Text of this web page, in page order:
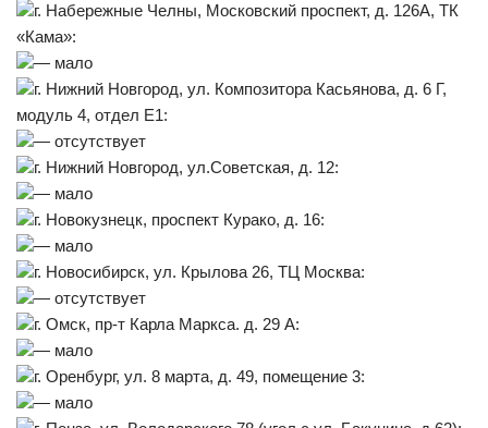
г. Набережные Челны, Московский проспект, д. 126А, ТК
«Кама»:
— мало
г. Нижний Новгород, ул. Композитора Касьянова, д. 6 Г,
модуль 4, отдел Е1:
— отсутствует
г. Нижний Новгород, ул.Советская, д. 12:
— мало
г. Новокузнецк, проспект Курако, д. 16:
— мало
г. Новосибирск, ул. Крылова 26, ТЦ Москва:
— отсутствует
г. Омск, пр-т Карла Маркса. д. 29 А:
— мало
г. Оренбург, ул. 8 марта, д. 49, помещение 3:
— мало